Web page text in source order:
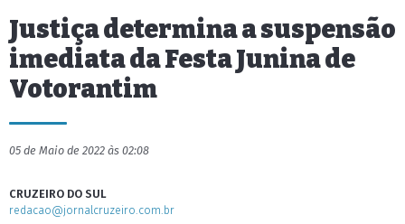
Justiça determina a suspensão
imediata da Festa Junina de
Votorantim
05 de Maio de 2022 às 02:08
CRUZEIRO DO SUL
redacao@jornalcruzeiro.com.br